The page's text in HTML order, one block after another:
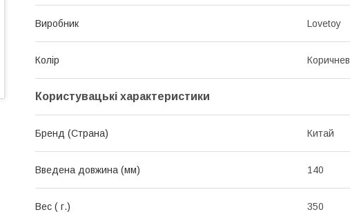
Виробник Lovetoy
Колір
Користувацькі характеристики
Бренд (Страна) Китай
Введена довжина (мм) 140
Вес ( г.) 350